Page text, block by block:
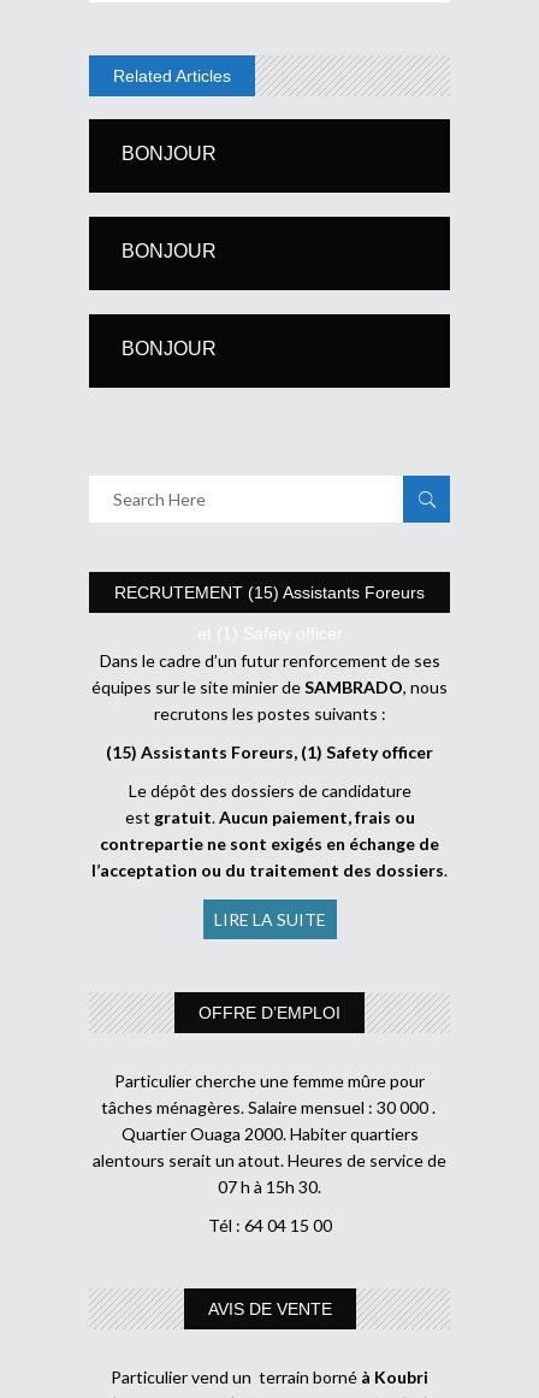
Related Articles
BONJOUR
BONJOUR
BONJOUR
RECRUTEMENT (15) Assistants Foreurs
et (1) Safety officer
Dans le cadre d’un futur renforcement de ses
équipes sur le site minier deSAMBRADO, nous
recrutons les postes suivants :
(15) Assistants Foreurs, (1) Safety officer
Le dépôt des dossiers de candidature
est gratuit.Aucun paiement, frais ou
contrepartie ne sont exigés en échange de
l’acceptation ou du traitement des dossiers.
LIRE LA SUITE
OFFRE D’EMPLOI
Particulier cherche une femme mûre pour
tâches ménagères. Salaire mensuel : 30 000 .
Quartier Ouaga 2000. Habiter quartiers
alentours serait un atout. Heures de service de
07 h à 15h 30.
Tél : 64 04 15 00
AVIS DE VENTE
Particulier vend un terrain borné à Koubri